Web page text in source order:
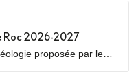
avec la confirmation
dérouleront les 25 et 26
Roc 2026-2027
proposée par le